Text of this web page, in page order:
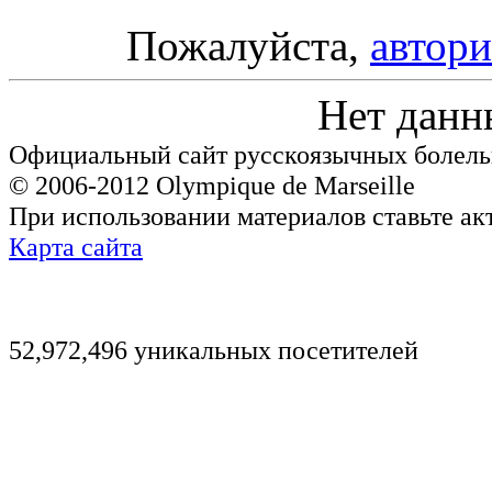
Пожалуйста,
Нет
Официальный сайт русскоязычных
© 2006-2012 Olympique de Marseille
При использовании материалов ставьте
Карта сайта
52,972,496 уникальных посетителей